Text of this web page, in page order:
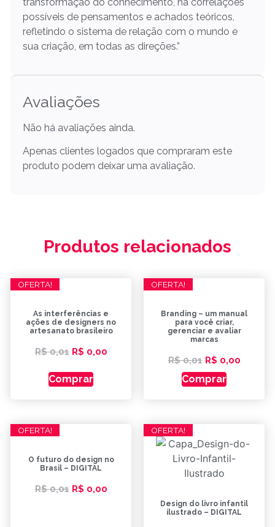
transformação do conhecimento, há correlações
possíveis de pensamentos e achados teóricos,
refletindo o sistema de relação com o mundo e
sua criação, em todas as direções.”
Avaliações
Não há avaliações ainda.
Apenas clientes logados que compraram este
produto podem deixar uma avaliação.
Produtos relacionados
OFERTA!
As interferências e
ações de designers no
artesanato brasileiro
R$0,01 R$ 0,00
Comprar
OFERTA!
Branding – um manual
para você criar,
gerenciar e avaliar
marcas
R$0,01 R$ 0,00
Comprar
OFERTA!
O futuro do design no
Brasil – DIGITAL
R$0,01 R$ 0,00
OFERTA!
Design do livro infantil
ilustrado – DIGITAL